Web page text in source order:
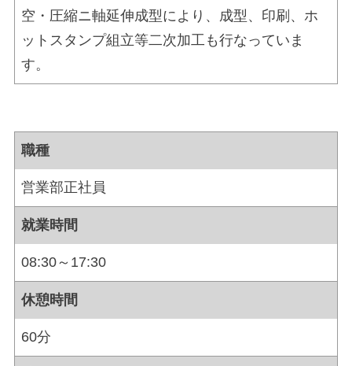
空・圧縮ニ軸延伸成型により、成型、印刷、ホ
ットスタンプ組立等二次加工も行なっていま
す。
職種
営業部正社員
就業時間
08:30～17:30
休憩時間
60分